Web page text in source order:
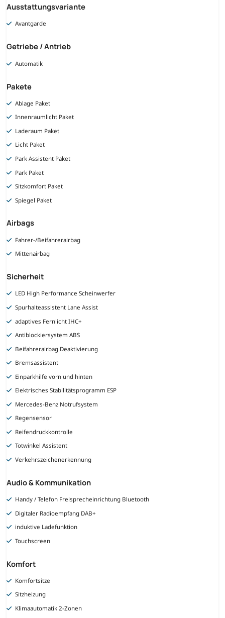
Ausstattungsvariante
Avantgarde
Getriebe / Antrieb
Automatik
Pakete
Ablage Paket
Innenraumlicht Paket
Laderaum Paket
Licht Paket
Park Assistent Paket
Park Paket
Sitzkomfort Paket
Spiegel Paket
Airbags
Fahrer-/Beifahrerairbag
Mittenairbag
Sicherheit
LED High Performance Scheinwerfer
Spurhalteassistent Lane Assist
adaptives Fernlicht IHC+
Antiblockiersystem ABS
Beifahrerairbag Deaktivierung
Bremsassistent
Einparkhilfe vorn und hinten
Elektrisches Stabilitätsprogramm ESP
Mercedes-Benz Notrufsystem
Regensensor
Reifendruckkontrolle
Totwinkel Assistent
Verkehrszeichenerkennung
Audio & Kommunikation
Handy / Telefon Freisprecheinrichtung Bluetooth
Digitaler Radioempfang DAB+
induktive Ladefunktion
Touchscreen
Komfort
Komfortsitze
Sitzheizung
Klimaautomatik 2-Zonen